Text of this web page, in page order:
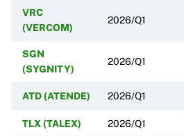
VRC
(VERCOM)
2026/Q1
SGN
(SYGNITY)
2026/Q1
ATD (ATENDE) 2026/Q1
TLX (TALEX) 2026/Q1